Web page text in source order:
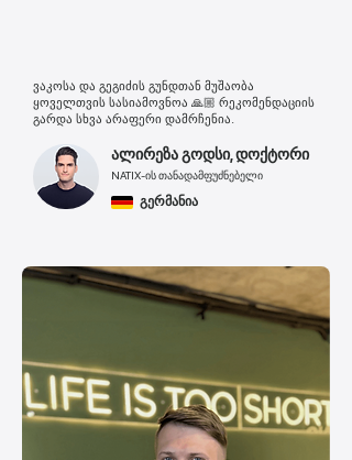
ვაკოსა და გეგიძის გუნდთან მუშაობა
ყოველთვის სასიამოვნოა 🙏🏼 რეკომენდაციის
გარდა სხვა არაფერი დამრჩენია.
ალირეზა გოდსი, დოქტორი
NATIX-ის თანადამფუძნებელი
გერმანია